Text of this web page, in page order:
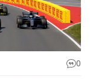
0